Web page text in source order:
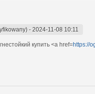
- 2024-11-08 10:11
купить <a href=https://